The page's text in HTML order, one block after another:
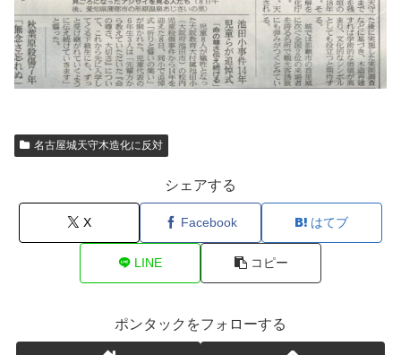
名古屋城天守木造化に反対
シェアする
X Facebook はてブ
LINE コピー
ポンタックをフォローする